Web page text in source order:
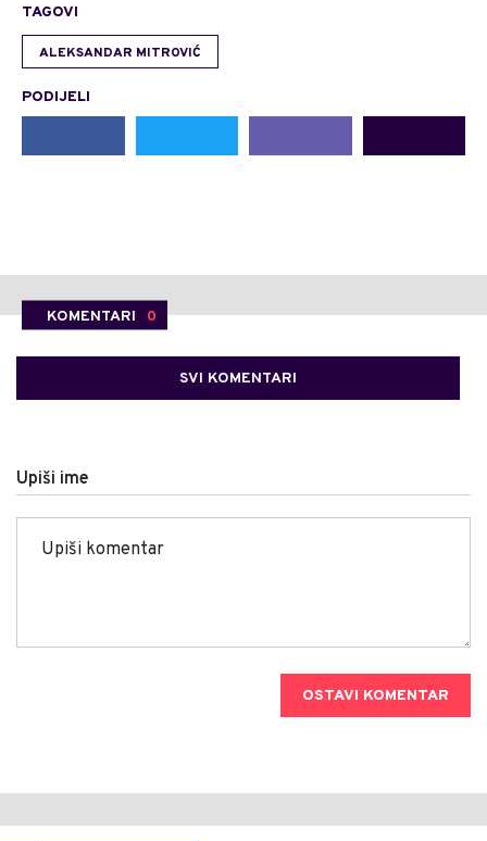
TAGOVI
ALEKSANDAR MITROVIĆ
PODIJELI
KOMENTARI 0
SVI KOMENTARI
Upiši ime
OSTAVI KOMENTAR